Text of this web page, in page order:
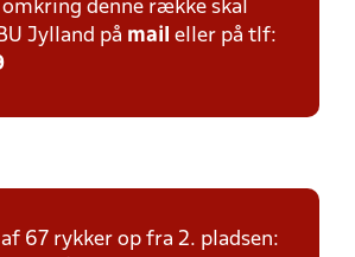
denne række skal
Jylland på mail eller på tlf:
67 rykker op fra 2. pladsen: